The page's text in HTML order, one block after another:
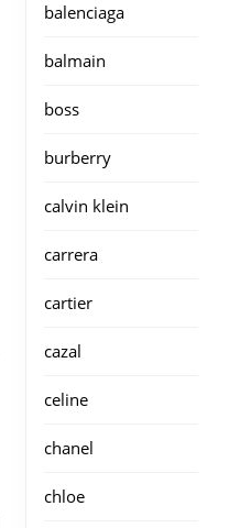
balenciaga
balmain
boss
burberry
calvin klein
carrera
cartier
cazal
celine
chanel
chloe